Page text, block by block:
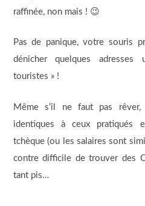
raffinée, non mais ! 😉
Pas de panique, votre souris
dénicher quelques
touristes » !
Même s’il ne faut pas
identiques à ceux pratiqués
tchèque (ou les salaires sont
contre difficile de trouver des
tant pis…